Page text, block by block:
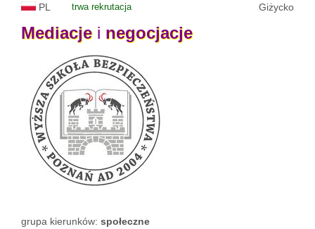
PL trwa rekrutacja Giżycko
Mediacjei negocjacje
grupa kierunków: społeczne